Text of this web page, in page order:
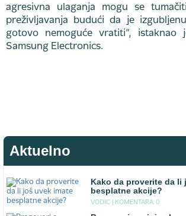
agresivna ulaganja mogu se
preživljavanja budući da je
gotovo nemoguće vratiti”, istaknao
Samsung Electronics.
Aktuelno
Kako da proverite da li
besplatne akcije?
VODIC | KOMENTARA: 0